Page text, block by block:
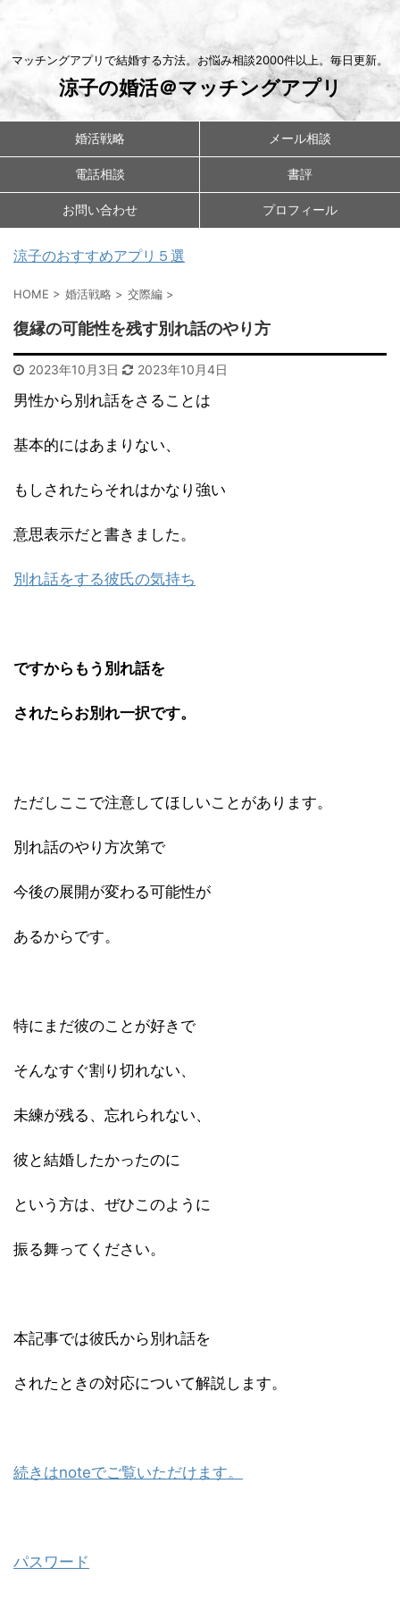
マッチングアプリで結婚する方法。お悩み相談2000件以上。毎日更新。
涼子の婚活＠マッチングアプリ
婚活戦略 メール相談
電話相談 書評
お問い合わせ プロフィール
涼子のおすすめアプリ５選
HOME > 婚活戦略 > 交際編 >
復縁の可能性を残す別れ話のやり方
2023年10月3日 2023年10月4日
男性から別れ話をさることは
基本的にはあまりない、
もしされたらそれはかなり強い
意思表示だと書きました。
別れ話をする彼氏の気持ち
ですからもう別れ話を
されたらお別れ一択です。
ただしここで注意してほしいことがあります。
別れ話のやり方次第で
今後の展開が変わる可能性が
あるからです。
特にまだ彼のことが好きで
そんなすぐ割り切れない、
未練が残る、忘れられない、
彼と結婚したかったのに
という方は、ぜひこのように
振る舞ってください。
本記事では彼氏から別れ話を
されたときの対応について解説します。
続きはnoteでご覧いただけます。
パスワード